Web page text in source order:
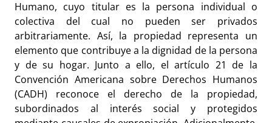
Humano, cuyo titular es la persona individual o
colectiva del cual no pueden ser privados
arbitrariamente. Así, la propiedad representa un
elemento que contribuye a la dignidad de la persona
y de su hogar. Junto a ello, el artículo 21 de la
Convención Americana sobre Derechos Humanos
(CADH) reconoce el derecho de la propiedad,
subordinados al interés social y protegidos